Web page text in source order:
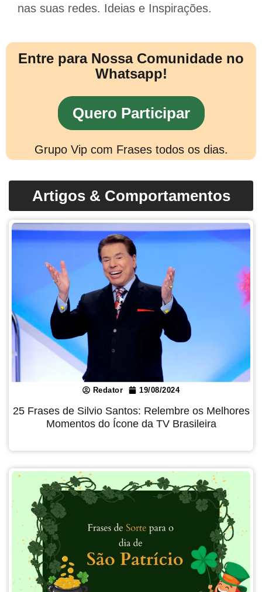
nas suas redes. Ideias e Inspirações.
Entre para Nossa Comunidade no
Whatsapp!
Quero Participar
Grupo Vip com Frases todos os dias.
Artigos & Comportamentos
Redator 19/08/2024
25 Frases de Silvio Santos: Relembre os Melhores
Momentos do Ícone da TV Brasileira